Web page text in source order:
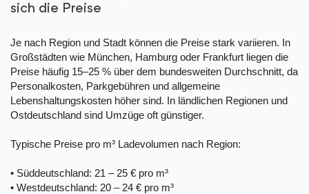
sich die Preise
Je nach Region und Stadt können die Preise stark variieren. In
Großstädten wie München, Hamburg oder Frankfurt liegen die
Preise häufig 15–25 % über dem bundesweiten Durchschnitt, da
Personalkosten, Parkgebühren und allgemeine
Lebenshaltungskosten höher sind. In ländlichen Regionen und
Ostdeutschland sind Umzüge oft günstiger.
Typische Preise pro m³ Ladevolumen nach Region:
• Süddeutschland: 21 – 25 € pro m³
• Westdeutschland: 20 – 24 € pro m³